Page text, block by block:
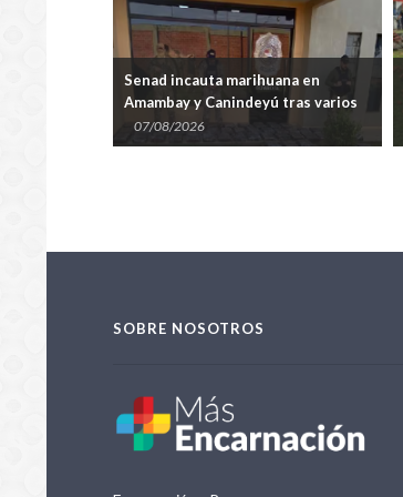
Senad incauta marihuana en
Amambay y Canindeyú tras varios
operativos
07/08/2026
SOBRE NOSOTROS